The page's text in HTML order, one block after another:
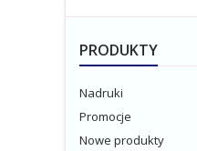
PRODUKTY
Nadruki
Promocje
Nowe produkty